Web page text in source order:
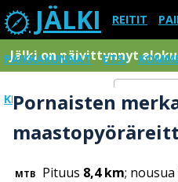
JÄLKI REITIT
PAIKKAKUNNAT ETSI
KIRJAUDU SISÄÄN Menu
Jälki on päivittynnyt
Pornaisten
MTB Pituus 8,4 km; nousua